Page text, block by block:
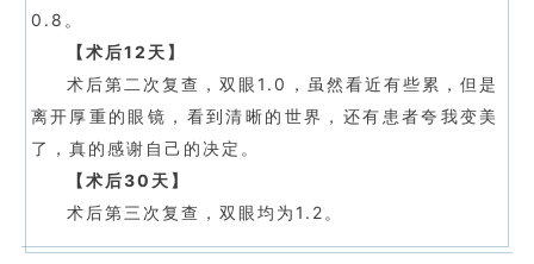
0.8。
【术后12天】
术后第二次复查，双眼1.0，虽然看近有些累，但是
离开厚重的眼镜，看到清晰的世界，还有患者夸我变美
了，真的感谢自己的决定。
【术后30天】
术后第三次复查，双眼均为1.2。